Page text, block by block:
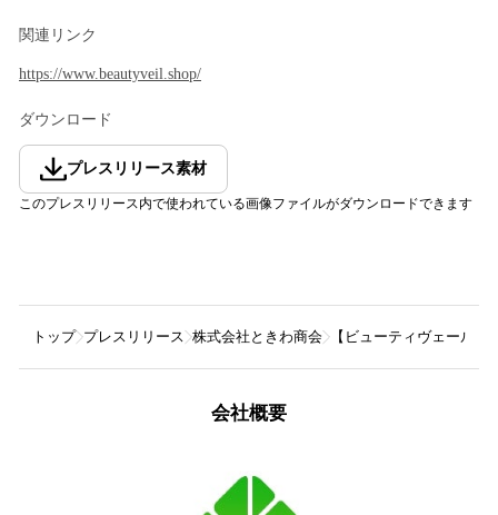
関連リンク
https://www.beautyveil.shop/
ダウンロード
プレスリリース素材
このプレスリリース内で使われている画像ファイルがダウンロードできます
トップ プレスリリース 株式会社ときわ商会 【ビューティヴェール
会社概要